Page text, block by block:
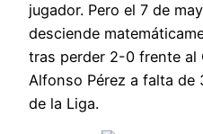
jugador. Pero el 7 de
desciende
tras perder 2-0 frente al
Alfonso Pérez a falta de
de la Liga.